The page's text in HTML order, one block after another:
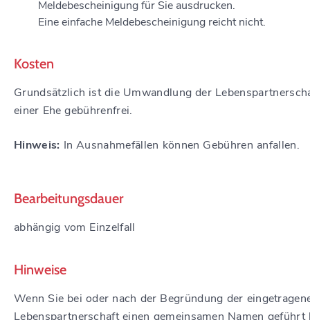
Meldebescheinigung für Sie ausdrucken.
Eine einfache Meldebescheinigung reicht nicht.
Kosten
Grundsätzlich ist die Umwandlung der
einer Ehe gebührenfrei.
Hinweis: In Ausnahmefällen können Gebühren anfallen.
Bearbeitungsdauer
abhängig vom Einzelfall
Hinweise
Wenn Sie bei oder nach der Begründung der
Lebenspartnerschaft einen gemeinsamen Namen geführt